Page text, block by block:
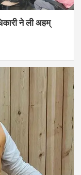
ने ली अहम्